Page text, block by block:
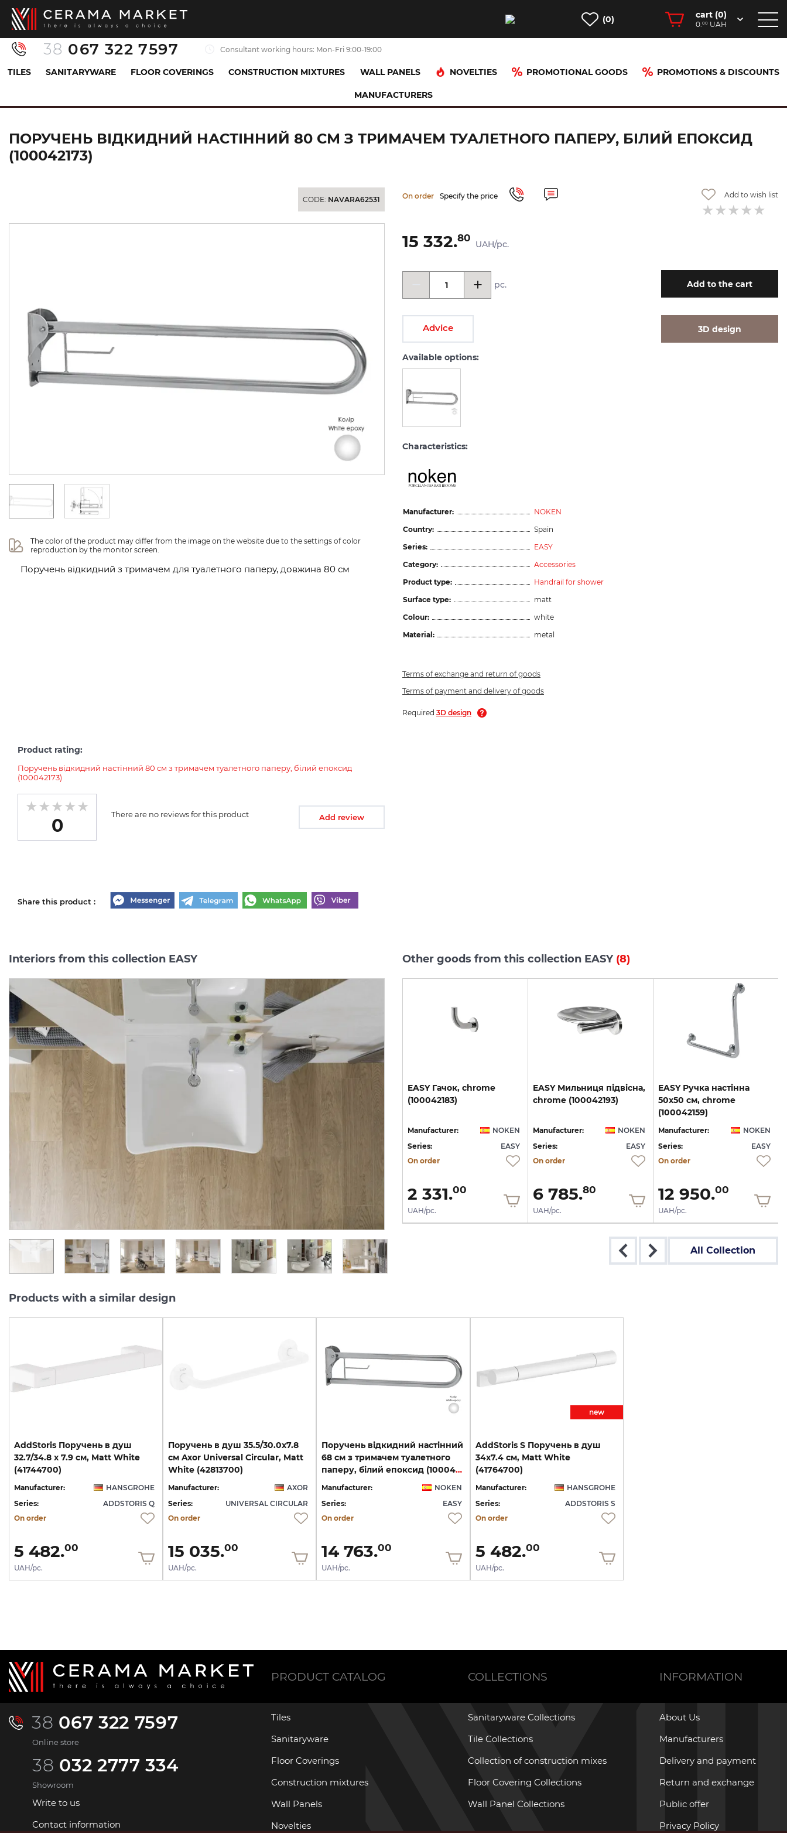
(0) cart (0)
0.00 UAH
38 067 322 7597 Consultant working hours: Mon-Fri 9:00-19:00
TILES SANITARYWARE FLOOR COVERINGS CONSTRUCTION MIXTURES WALL PANELS NOVELTIES PROMOTIONAL GOODS PROMOTIONS & DISCOUNTS
MANUFACTURERS
Поручень відкидний настінний 80 см з тримачем туалетного паперу, білий епоксид (100042173)
ПОРУЧЕНЬ ВІДКИДНИЙ НАСТІННИЙ 80 СМ З ТРИМАЧЕМ ТУАЛЕТНОГО ПАПЕРУ, БІЛИЙ ЕПОКСИД
(100042173)
CODE: NAVARA62531
The color of the product may differ from the image on the website due to the settings of color
reproduction by the monitor screen.
Поручень відкидний з тримачем для туалетного паперу, довжина 80 см
On order Specify the price Add to wish list
15 332.80
UAH/pc.
pc. Add to the cart
Advice 3D design
Available options:
Characteristics:
Manufacturer:
NOKEN
Country:
Spain
Series:
EASY
Category:
Accessories
Product type:
Handrail for shower
Surface type:
matt
Colour:
white
Material:
metal
Terms of exchange and return of goods
Terms of payment and delivery of goods
Required 3D design
Product rating:
Поручень відкидний настінний 80 см з тримачем туалетного паперу, білий епоксид
(100042173)
0
There are no reviews for this product Add review
Share this product :
Interiors from this collection EASY Other goods from this collection EASY (8)
EASY Штанга відкидна
вертикальна 68 см із
Series:
EASY
On order
Дзеркало
нахилом
Series:
EASY
22 584. 80
UAH/pc.
настінний 68 см з
Series:
14 763.
EASY Гачок, chrome
(100042183)
Manufacturer:
NOKEN
Series:
EASY
On order
2 331.00
UAH/pc.
EASY Мильниця підвісна,
chrome (100042193)
Manufacturer:
NOKEN
Series:
EASY
On order
6 785.80
UAH/pc.
EASY Ручка настінна
50х50 см, chrome
(100042159)
Manufacturer:
NOKEN
Series:
EASY
On order
12 950.00
UAH/pc.
All Collection
Products with a similar design
AddStoris Поручень в душ
32.7/34.8 x 7.9 см, Matt White
(41744700)
Manufacturer:
HANSGROHE
Series:
ADDSTORIS Q
On order
5 482.00
UAH/pc.
Поручень в душ 35.5/30.0x7.8
см Axor Universal Circular, Matt
White (42813700)
Manufacturer:
AXOR
Series:
UNIVERSAL CIRCULAR
On order
15 035.00
UAH/pc.
Поручень відкидний настінний
68 см з тримачем туалетного
паперу, білий епоксид (100042140)
Manufacturer:
NOKEN
Series:
EASY
On order
14 763.00
UAH/pc.
new
AddStoris S Поручень в душ
34x7.4 см, Matt White
(41764700)
Manufacturer:
HANSGROHE
Series:
ADDSTORIS S
On order
5 482.00
UAH/pc.
38 067 322 7597
Online store
38 032 2777 334
Showroom
Write to us
Contact information
PRODUCT CATALOG
Tiles
Sanitaryware
Floor Coverings
Construction mixtures
Wall Panels
Novelties
COLLECTIONS
Sanitaryware Collections
Tile Collections
Collection of construction mixes
Floor Covering Collections
Wall Panel Collections
INFORMATION
About Us
Manufacturers
Delivery and payment
Return and exchange
Public offer
Privacy Policy